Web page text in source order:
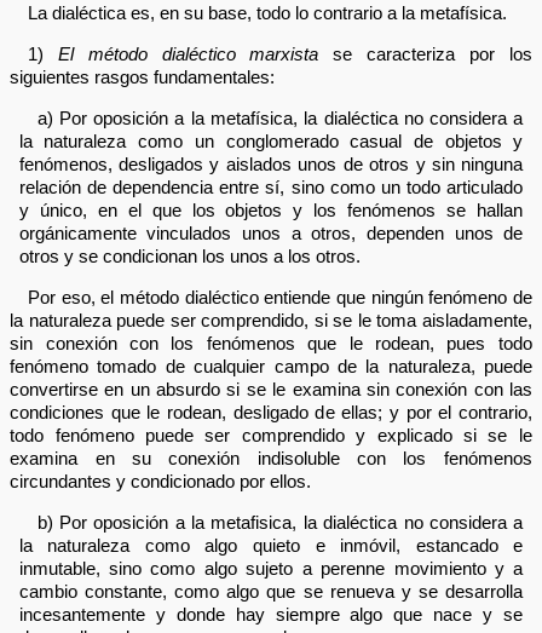
La dialéctica es, en su base, todo lo contrario a la metafísica.
1) El método dialéctico marxista se caracteriza por los
siguientes rasgos fundamentales:
a) Por oposición a la metafísica, la dialéctica no considera a
la naturaleza como un conglomerado casual de objetos y
fenómenos, desligados y aislados unos de otros y sin ninguna
relación de dependencia entre sí, sino como un todo articulado
y único, en el que los objetos y los fenómenos se hallan
orgánicamente vinculados unos a otros, dependen unos de
otros y se condicionan los unos a los otros.
Por eso, el método dialéctico entiende que ningún fenómeno de
la naturaleza puede ser comprendido, si se le toma aisladamente,
sin conexión con los fenómenos que le rodean, pues todo
fenómeno tomado de cualquier campo de la naturaleza, puede
convertirse en un absurdo si se le examina sin conexión con las
condiciones que le rodean, desligado de ellas; y por el contrario,
todo fenómeno puede ser comprendido y explicado si se le
examina en su conexión indisoluble con los fenómenos
circundantes y condicionado por ellos.
b) Por oposición a la metafisica, la dialéctica no considera a
la naturaleza como algo quieto e inmóvil, estancado e
inmutable, sino como algo sujeto a perenne movimiento y a
cambio constante, como algo que se renueva y se desarrolla
incesantemente y donde hay siempre algo que nace y se